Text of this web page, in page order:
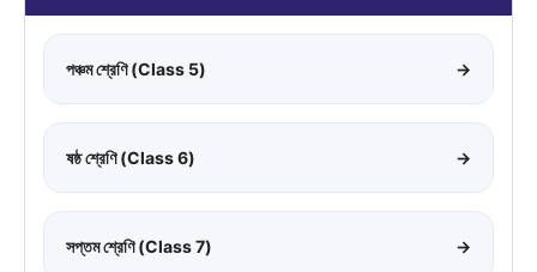
পঞ্চম শ্রেণি (Class 5) →
ষষ্ঠ শ্রেণি (Class 6) →
সপ্তম শ্রেণি (Class 7) →